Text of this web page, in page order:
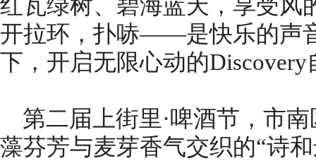
红瓦绿树、碧海蓝天，享受
开拉环，扑哧——是快乐的声
下，开启无限心动的
第二届上街里·啤酒节，市
藻芬芳与麦芽香气交织的“诗